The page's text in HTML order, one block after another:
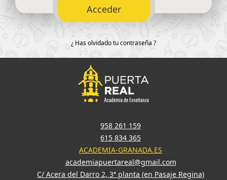
¿ Has olvidado tu contraseña ?
958 261 159
615 834 365
ACADEMIA-GRANADA.ES
academiapuertareal@gmail.com
C/ Acera del Darro 2, 3ª planta (en Pasaje Regina)